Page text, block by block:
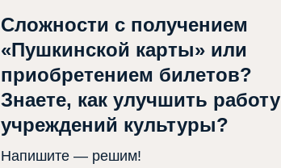
Сложности с получением
«Пушкинской карты» или
приобретением билетов?
Знаете, как улучшить работу
учреждений культуры?
Напишите — решим!